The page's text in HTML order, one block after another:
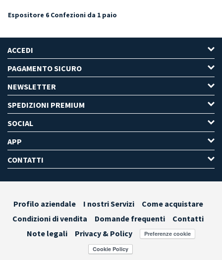
Espositore 6 Confezioni da 1 paio
ACCEDI
PAGAMENTO SICURO
NEWSLETTER
SPEDIZIONI PREMIUM
SOCIAL
APP
CONTATTI
Profilo aziendale I nostri Servizi
Come acquistare
Condizioni di vendita
Domande frequenti
Contatti
Note legali
Privacy & Policy Preferenze cookie